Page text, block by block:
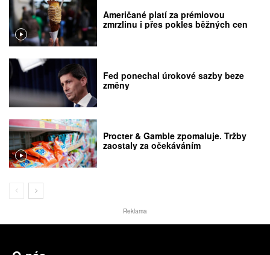
Američané platí za prémiovou
zmrzlinu i přes pokles běžných cen
Fed ponechal úrokové sazby beze
změny
Procter & Gamble zpomaluje. Tržby
zaostaly za očekáváním
Reklama